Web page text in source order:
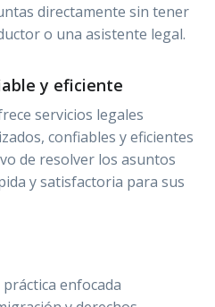
directamente sin tener
o una asistente legal.
y eficiente
servicios legales
confiables y eficientes
de resolver los asuntos
y satisfactoria para sus
enfocada